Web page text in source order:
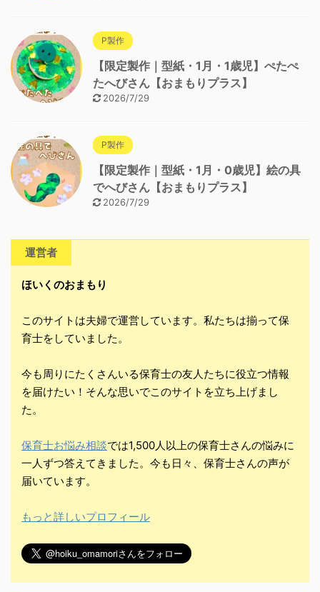
P製作
【限定製作｜型紙・1月・1歳児】ぺたぺ
たへびさん【おまもりプラス】
2026/7/29
P製作
【限定製作｜型紙・1月・0歳児】絵の具
でへびさん【おまもりプラス】
2026/7/29
運営者
ほいくのおまもり
このサイトは夫婦で運営しています。私たちは揃って保
育士をしていました。
今も周りにたくさんいる保育士の友人たちに役立つ情報
を届けたい！そんな思いでこのサイトを立ち上げまし
た。
保育士お悩み相談では1,500人以上の保育士さんの悩みに
一人ずつ答えてきました。今も日々、保育士さんの声が
届いています。
もっと詳しいプロフィール